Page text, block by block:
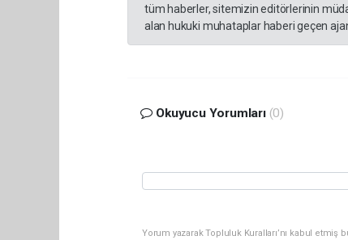
tüm haberler, sitemizin editörlerinin
alan hukuki muhataplar haberi geçen
Okuyucu Yorumları (0)
Yorum yazarak Topluluk Kuralları’nı kabul etmiş